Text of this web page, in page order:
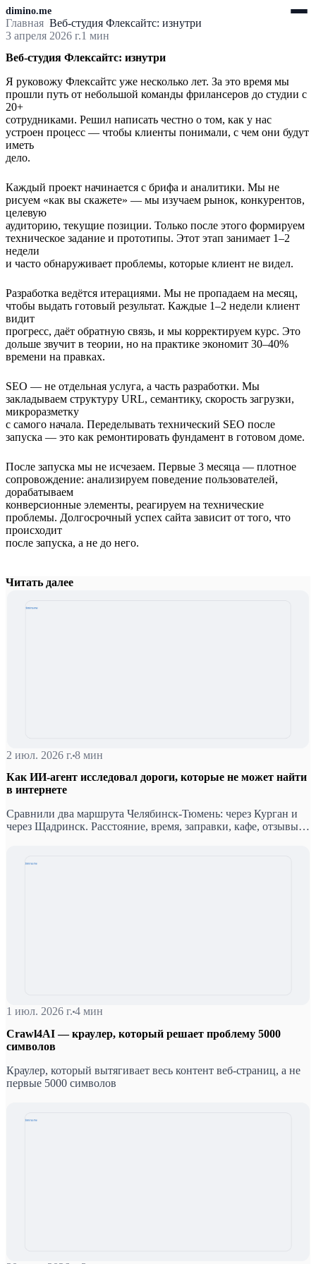
dimino.me
Главная Веб-студия Флексайтс: изнутри
3 апреля 2026 г.1 мин
Веб-студия Флексайтс: изнутри
Я руковожу Флексайтс уже несколько лет. За это время мы
прошли путь от небольшой команды фрилансеров до студии с
20+
сотрудниками. Решил написать честно о том, как у нас
устроен процесс — чтобы клиенты понимали, с чем они будут
иметь
дело.
Каждый проект начинается с брифа и аналитики. Мы не
рисуем «как вы скажете» — мы изучаем рынок, конкурентов,
целевую
аудиторию, текущие позиции. Только после этого формируем
техническое задание и прототипы. Этот этап занимает 1–2
недели
и часто обнаруживает проблемы, которые клиент не видел.
Разработка ведётся итерациями. Мы не пропадаем на месяц,
чтобы выдать готовый результат. Каждые 1–2 недели клиент
видит
прогресс, даёт обратную связь, и мы корректируем курс. Это
дольше звучит в теории, но на практике экономит 30–40%
времени на правках.
SEO — не отдельная услуга, а часть разработки. Мы
закладываем структуру URL, семантику, скорость загрузки,
микроразметку
с самого начала. Переделывать технический SEO после
запуска — это как ремонтировать фундамент в готовом доме.
После запуска мы не исчезаем. Первые 3 месяца — плотное
сопровождение: анализируем поведение пользователей,
дорабатываем
конверсионные элементы, реагируем на технические
проблемы. Долгосрочный успех сайта зависит от того, что
происходит
после запуска, а не до него.
Читать далее
2 июл. 2026 г. 8 мин
Как ИИ-агент исследовал дороги, которые не может найти
в интернете
Сравнили два маршрута Челябинск-Тюмень: через Курган и
через Щадринск. Расстояние, время, заправки, кафе, отзывы
1 июл. 2026 г. 4 мин
Crawl4AI — краулер, который решает проблему 5000
символов
Краулер, который вытягивает весь контент веб-страниц, а не
первые 5000 символов